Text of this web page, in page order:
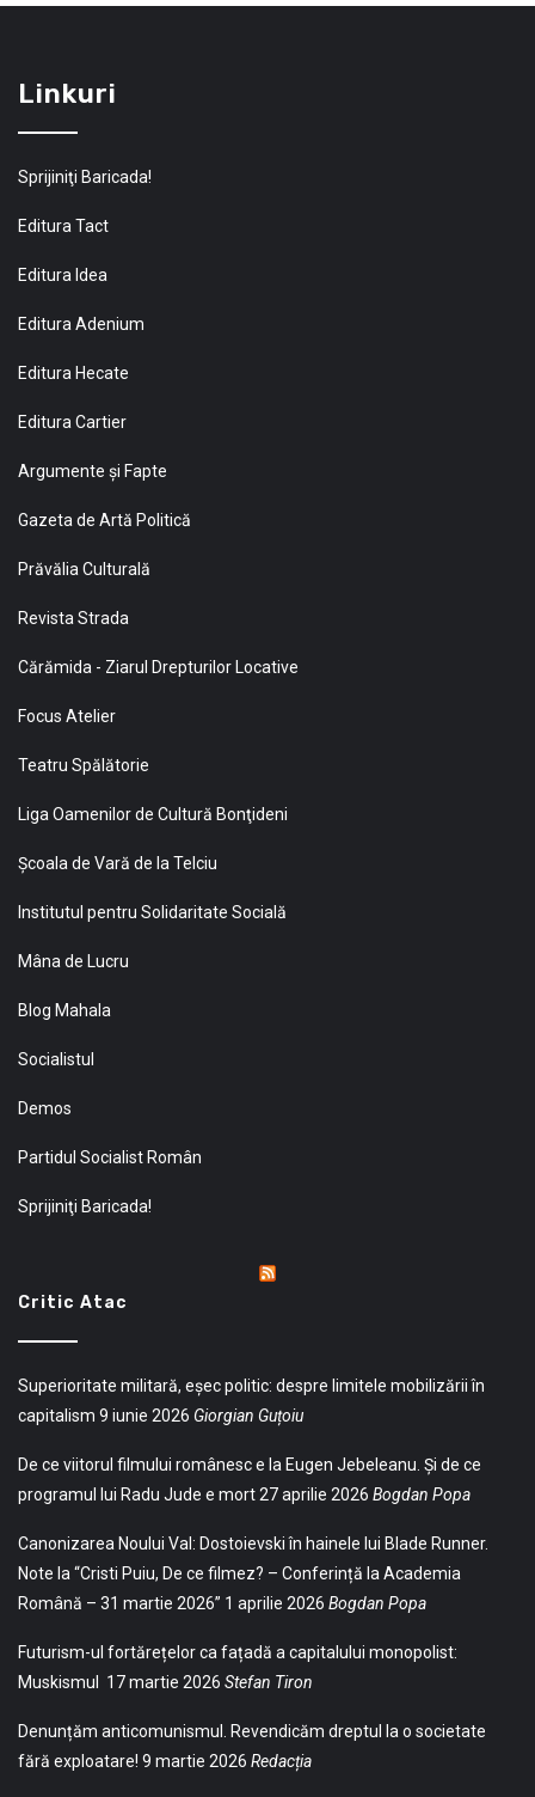
Linkuri
Sprijiniţi Baricada!
Editura Tact
Editura Idea
Editura Adenium
Editura Hecate
Editura Cartier
Argumente și Fapte
Gazeta de Artă Politică
Prăvălia Culturală
Revista Strada
Cărămida - Ziarul Drepturilor Locative
Focus Atelier
Teatru Spălătorie
Liga Oamenilor de Cultură Bonţideni
Şcoala de Vară de la Telciu
Institutul pentru Solidaritate Socială
Mâna de Lucru
Blog Mahala
Socialistul
Demos
Partidul Socialist Român
Sprijiniţi Baricada!
Critic Atac
Superioritate militară, eșec politic: despre limitele mobilizării în
capitalism 9 iunie 2026 Giorgian Guțoiu
De ce viitorul filmului românesc e la Eugen Jebeleanu. Și de ce
programul lui Radu Jude e mort27 aprilie 2026 Bogdan Popa
Canonizarea Noului Val: Dostoievski în hainele lui Blade Runner.
Note la “Cristi Puiu, De ce filmez? – Conferință la Academia
Română – 31 martie 2026” 1 aprilie 2026 Bogdan Popa
Futurism-ul fortărețelor ca fațadă a capitalului monopolist:
Muskismul 17 martie 2026 Stefan Tiron
Denunțăm anticomunismul. Revendicăm dreptul la o societate
fără exploatare! 9 martie 2026 Redacția